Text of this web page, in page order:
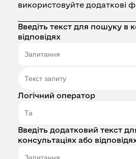
використовуйте додаткові
Введіть текст для пошуку в
відповідях
Логічний оператор
Введіть додатковий текст
консультаціях або